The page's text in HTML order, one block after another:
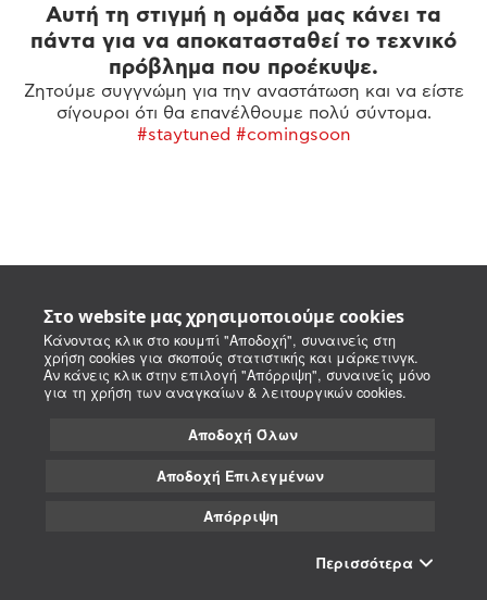
Στο website μας χρησιμοποιούμε cookies
Κάνοντας κλικ στο κουμπί "Αποδοχή", συναινείς στη
χρήση cookies για σκοπούς στατιστικής και μάρκετινγκ.
Αν κάνεις κλικ στην επιλογή "Απόρριψη", συναινείς μόνο
για τη χρήση των αναγκαίων & λειτουργικών cookies.
Αποδοχή Όλων
Αποδοχή Επιλεγμένων
Απόρριψη
Περισσότερα
Αυτή τη στιγμή η ομάδα μας κάνει τα
πάντα για να αποκατασταθεί το τεχνικό
πρόβλημα που προέκυψε.
Ζητούμε συγγνώμη για την αναστάτωση και να είστε
σίγουροι ότι θα επανέλθουμε πολύ σύντομα.
#staytuned #comingsoon